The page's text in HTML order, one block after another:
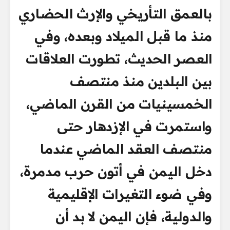
بالعمق التأريخي والإرث الحضاري
منذ ما قبل الميلاد وبعده، وفي
العصر الحديث، تطورت العلاقات
بين البلدين منذ منتصف
الخمسينيات من القرن الماضي،
واستمرت في الإزدهار حتى
منتصف العقد الماضي عندما
دخل اليمن في أتون حرب مدمرة،
وفي ضوء التغيرات الإقليمية
والدولية، فإن اليمن لا بد أن